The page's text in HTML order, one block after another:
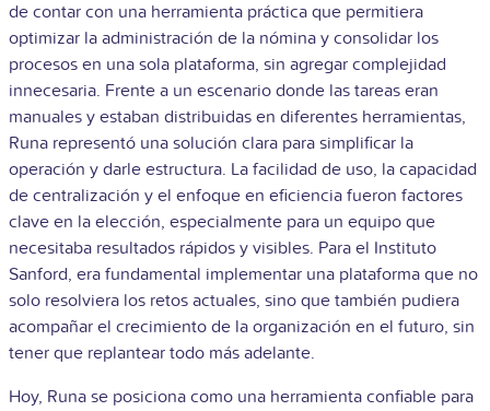
de contar con una herramienta práctica que permitiera
optimizar la administración de la nómina y consolidar los
procesos en una sola plataforma, sin agregar complejidad
innecesaria. Frente a un escenario donde las tareas eran
manuales y estaban distribuidas en diferentes herramientas,
Runa representó una solución clara para simplificar la
operación y darle estructura. La facilidad de uso, la capacidad
de centralización y el enfoque en eficiencia fueron factores
clave en la elección, especialmente para un equipo que
necesitaba resultados rápidos y visibles. Para el Instituto
Sanford, era fundamental implementar una plataforma que no
solo resolviera los retos actuales, sino que también pudiera
acompañar el crecimiento de la organización en el futuro, sin
tener que replantear todo más adelante.
Hoy, Runa se posiciona como una herramienta confiable para